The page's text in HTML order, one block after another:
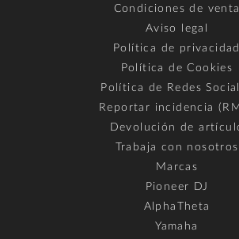
Condiciones de venta
Aviso legal
Política de privacidad
Política de Cookies
Política de Redes
Reportar incidencia
Devolución de
Trabaja con nosotros
Marcas
Pioneer DJ
AlphaTheta
Yamaha